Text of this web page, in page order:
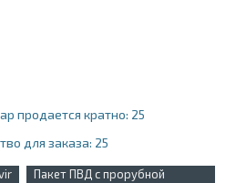
продается кратно: 25
для заказа: 25
Пакет ПВД с прорубной